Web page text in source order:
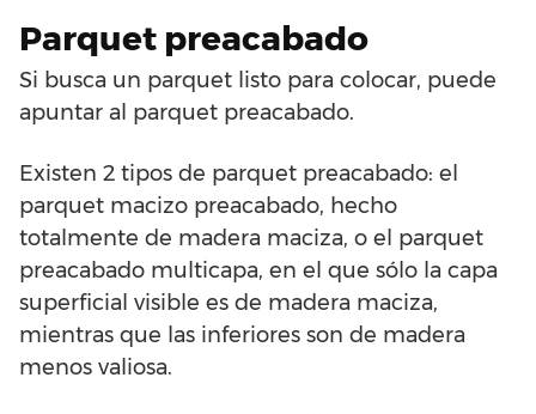
Parquet preacabado
Si busca un parquet listo para colocar, puede
apuntar al parquet preacabado.
Existen 2 tipos de parquet preacabado: el
parquet macizo preacabado, hecho
totalmente de madera maciza, o el parquet
preacabado multicapa, en el que sólo la capa
superficial visible es de madera maciza,
mientras que las inferiores son de madera
menos valiosa.